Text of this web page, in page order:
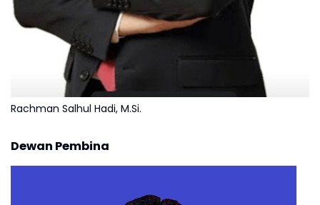
Rachman Salhul Hadi, M.Si.
Dewan Pembina